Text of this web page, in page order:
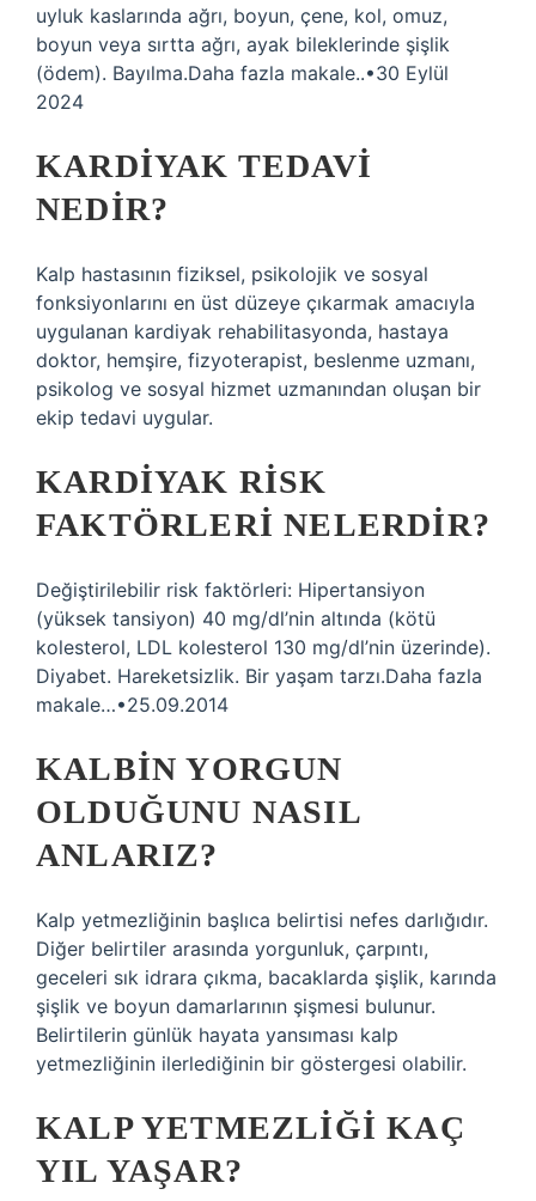
uyluk kaslarında ağrı, boyun, çene, kol, omuz,
boyun veya sırtta ağrı, ayak bileklerinde şişlik
(ödem). Bayılma.Daha fazla makale..•30 Eylül
2024
KARDIYAK TEDAVI
NEDIR?
Kalp hastasının fiziksel, psikolojik ve sosyal
fonksiyonlarını en üst düzeye çıkarmak amacıyla
uygulanan kardiyak rehabilitasyonda, hastaya
doktor, hemşire, fizyoterapist, beslenme uzmanı,
psikolog ve sosyal hizmet uzmanından oluşan bir
ekip tedavi uygular.
KARDIYAK RISK
FAKTÖRLERI NELERDIR?
Değiştirilebilir risk faktörleri: Hipertansiyon
(yüksek tansiyon) 40 mg/dl’nin altında (kötü
kolesterol, LDL kolesterol 130 mg/dl’nin üzerinde).
Diyabet. Hareketsizlik. Bir yaşam tarzı.Daha fazla
makale…•25.09.2014
KALBIN YORGUN
OLDUĞUNU NASIL
ANLARIZ?
Kalp yetmezliğinin başlıca belirtisi nefes darlığıdır.
Diğer belirtiler arasında yorgunluk, çarpıntı,
geceleri sık idrara çıkma, bacaklarda şişlik, karında
şişlik ve boyun damarlarının şişmesi bulunur.
Belirtilerin günlük hayata yansıması kalp
yetmezliğinin ilerlediğinin bir göstergesi olabilir.
KALP YETMEZLIĞI KAÇ
YIL YAŞAR?